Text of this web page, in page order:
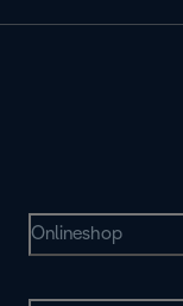
Onlineshop